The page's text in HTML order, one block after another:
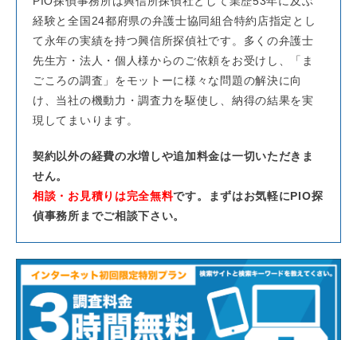
経験と全国24都府県の弁護士協同組合特約店指定とし
て永年の実績を持つ興信所探偵社です。多くの弁護士
先生方・法人・個人様からのご依頼をお受けし、「ま
ごころの調査」をモットーに様々な問題の解決に向
け、当社の機動力・調査力を駆使し、納得の結果を実
現してまいります。
契約以外の経費の水増しや追加料金は一切いただきま
せん。
相談・お見積りは完全無料です。まずはお気軽にPIO探
偵事務所までご相談下さい。